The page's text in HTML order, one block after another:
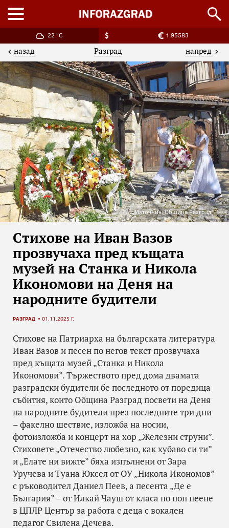
22 °C 1.95583
назад Разград напред
Източник: Община Разград
Стихове на Иван Вазов
прозвучаха пред къщата
музей на Станка и Никола
Икономови на Деня на
народните будители
РАЗГРАД 01.11.2025 Г.
Стихове на Патриарха на българската литература
Иван Вазов и песен по негов текст прозвучаха
пред къщата музей „Станка и Никола
Икономови”. Тържеството пред дома двамата
разградски будители бе последното от поредица
събития, които Община Разград посвети на Деня
на народните будители през последните три дни
– факелно шествие, изложба на носии,
фотоизложба и концерт на хор „Железни струни”.
Стиховете „Отечество любезно, как хубаво си ти”
и „Елате ни вижте” бяха изпълнени от Зара
Уручева и Туана Юксел от ОУ „Никола Икономов”
с ръководител Даниел Пеев, а песента „Де е
България” – от Илкай Чауш от класа по поп пеене
в ЦПЛР Център за работа с деца с вокален
педагог Свилена Дечева.